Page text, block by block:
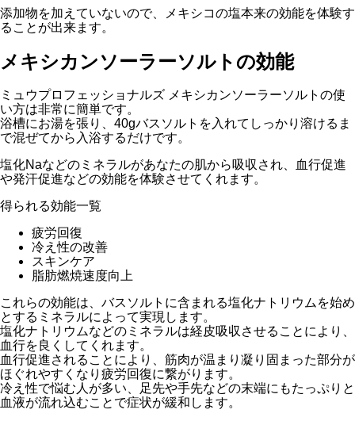
添加物を加えていないので、メキシコの塩本来の効能を体験す
ることが出来ます。
メキシカンソーラーソルトの効能
ミュウプロフェッショナルズ メキシカンソーラーソルトの使
い方は非常に簡単です。
浴槽にお湯を張り、40gバスソルトを入れてしっかり溶けるま
で混ぜてから入浴するだけです。
塩化Naなどのミネラルがあなたの肌から吸収され、血行促進
や発汗促進などの効能を体験させてくれます。
得られる効能一覧
疲労回復
冷え性の改善
スキンケア
脂肪燃焼速度向上
これらの効能は、バスソルトに含まれる塩化ナトリウムを始め
とするミネラルによって実現します。
塩化ナトリウムなどのミネラルは経皮吸収させることにより、
血行を良くしてくれます。
血行促進されることにより、筋肉が温まり凝り固まった部分が
ほぐれやすくなり疲労回復に繋がります。
冷え性で悩む人が多い、足先や手先などの末端にもたっぷりと
血液が流れ込むことで症状が緩和します。